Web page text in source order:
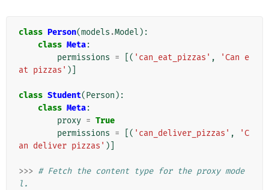
class Person(models .Model ):
class Meta:
permissions = [( 'can_eat_pizzas' ,
'Can e
at pizzas' )]
class Student(Person ):
class Meta:
proxy = True
permissions = [( 'can_deliver_pizzas' ,
'C
an deliver pizzas' )]
>>> # Fetch the content type for the proxy mode
l.